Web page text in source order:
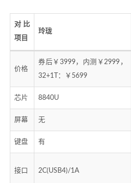
对比
项目
玲珑
价格
券后￥3999，内测￥2999，
32+1T：￥5699
芯片 8840U
屏幕 无
键盘 有
接口 2C(USB4)/1A